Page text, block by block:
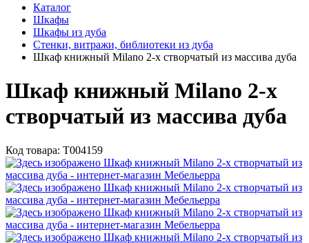
Каталог
Шкафы
Шкафы из дуба
Стенки, витражи, библиотеки из дуба
Шкаф книжный Milano 2-х створчатый из массива дуба
Шкаф книжный Milano 2-х
створчатый из массива дуба
Код товара: Т004159